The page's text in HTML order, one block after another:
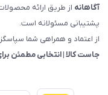
آگاهانه از طریق ارائه
پشتیبانی مسئولانه است.
از اعتماد و همراهی شما
جاست کالا | انتخابی مطمئن